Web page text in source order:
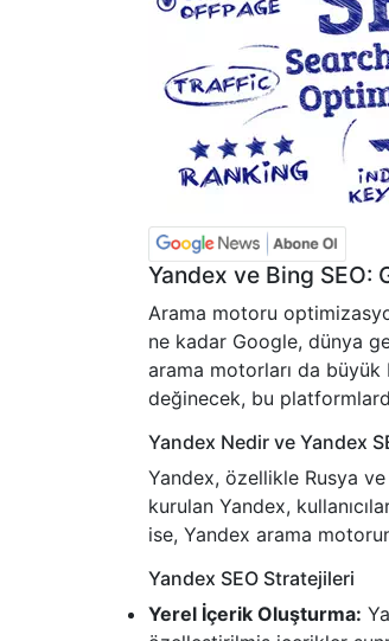
Yandex ve Bing SEO:
Arama motoru
ne kadar Google, dünya
arama motorları da büyük
değinecek, bu
Yandex Nedir ve Yandex
Yandex, özellikle Rusya
kurulan Yandex,
ise, Yandex arama
Yandex SEO Stratejileri
Yerel İçerik Oluşturma: